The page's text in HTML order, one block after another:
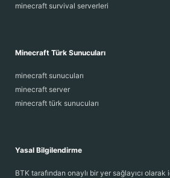
minecraft survival serverleri
Minecraft Türk Sunucuları
minecraft sunucuları
minecraft server
minecraft türk sunucuları
Yasal Bilgilendirme
BTK tarafından onaylı bir yer sağlayıcı